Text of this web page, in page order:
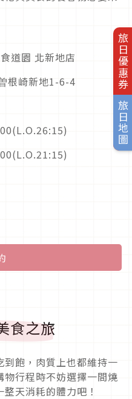
旅日優惠券
旅日地圖
道園 北新地店
根崎新地1-6-4
食之旅
飽，肉質上也都維持一
行程時不妨選擇一間燒
天消耗的體力吧！